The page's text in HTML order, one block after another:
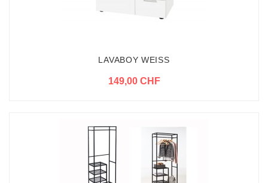
LAVABOY WEISS
149,00 CHF